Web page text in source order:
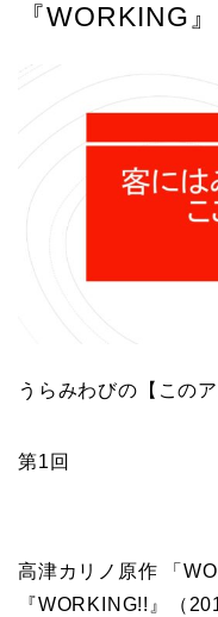
『WORKING
うらみわびの【この
第1回
高津カリノ原作 「
『WORKING!!』（